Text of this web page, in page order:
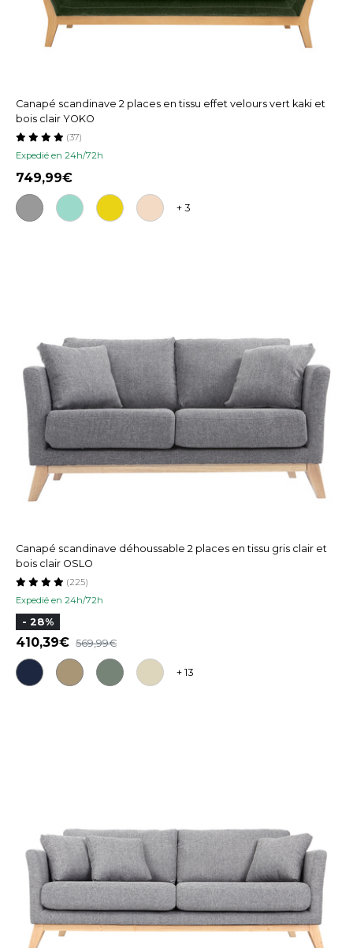
Canapé scandinave 2 places en tissu effet velours vert kaki et
bois clair YOKO
Expedié en 24h/72h
(37)
749,99
+ 3
Canapé scandinave déhoussable 2 places en tissu gris clair et
bois clair OSLO
Expedié en 24h/72h
(225)
- 28%
410,39 569,99
+ 13